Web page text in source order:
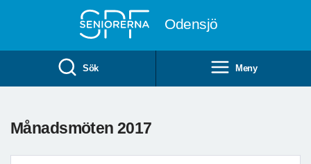
Odensjö
Sök Meny
Månadsmöten 2017